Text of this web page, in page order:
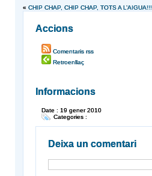
« CHIP CHAP, CHIP CHAP, TOTS A L’AIGUA!!!
Accions
Comentaris rss
Retroenllaç
Informacions
Date : 19 gener 2010
Categories :
Deixa un comentari